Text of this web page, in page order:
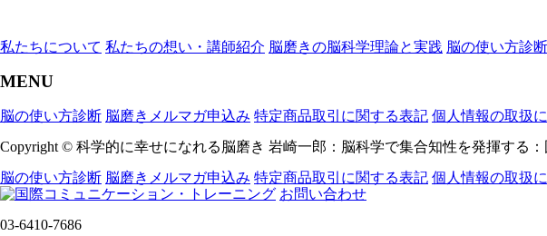
私たちについて 私たちの想い・講師紹介 脳磨きの脳科学理論と実践 脳の使い方診断
MENU
脳の使い方診断 脳磨きメルマガ申込み 特定商品取引に関する表記 個人情報の取扱
Copyright © 科学的に幸せになれる脳磨き 岩崎一郎：脳科学で集合知性を発揮する
脳の使い方診断 脳磨きメルマガ申込み 特定商品取引に関する表記 個人情報の取扱
お問い合わせ
03-6410-7686